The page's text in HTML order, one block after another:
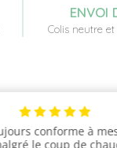
ENVOI
Colis neutre